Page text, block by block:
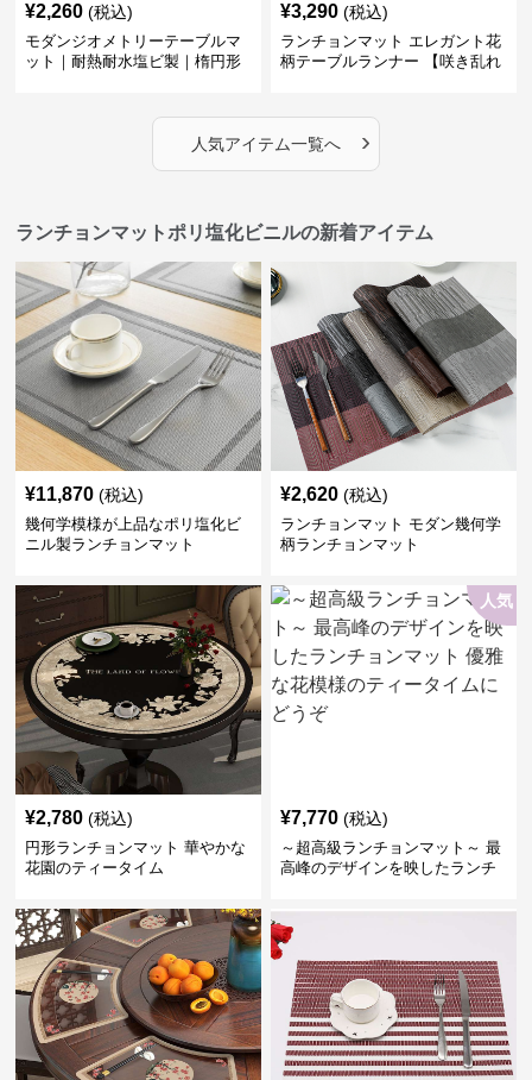
¥2,260 (税込)
モダンジオメトリーテーブルマ
ット｜耐熱耐水塩ビ製｜楕円形
¥3,290 (税込)
ランチョンマット エレガント花
柄テーブルランナー 【咲き乱れ
人気アイテム一覧へ ›
ランチョンマットポリ塩化ビニルの新着アイテム
¥11,870 (税込)
幾何学模様が上品なポリ塩化ビ
ニル製ランチョンマット
¥2,620 (税込)
ランチョンマット モダン幾何学
柄ランチョンマット
¥2,780 (税込)
円形ランチョンマット 華やかな
花園のティータイム
人気
¥7,770 (税込)
～超高級ランチョンマット～ 最
高峰のデザインを映したランチ
ータイムにどうぞ